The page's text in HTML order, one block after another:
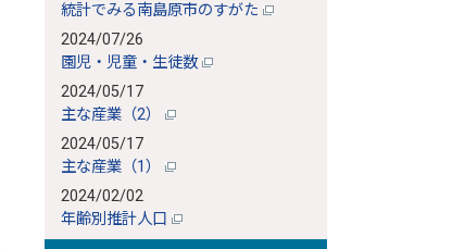
統計でみる南島原市のすがた
2024/07/26
園児・児童・生徒数
2024/05/17
主な産業（2）
2024/05/17
主な産業（1）
2024/02/02
年齢別推計人口